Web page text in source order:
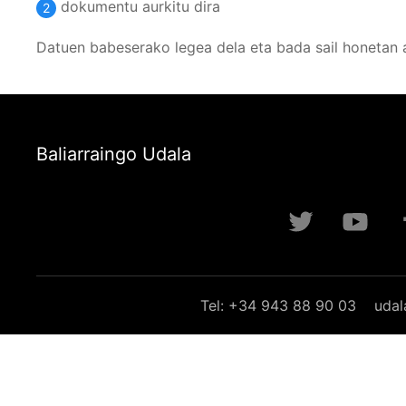
2 dokumentu aurkitu dira
Datuen babeserako legea dela eta bada sail
Baliarraingo Udala
Tel: +34 943 88 90 03